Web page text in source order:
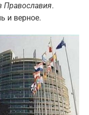
Православия.
и верное.